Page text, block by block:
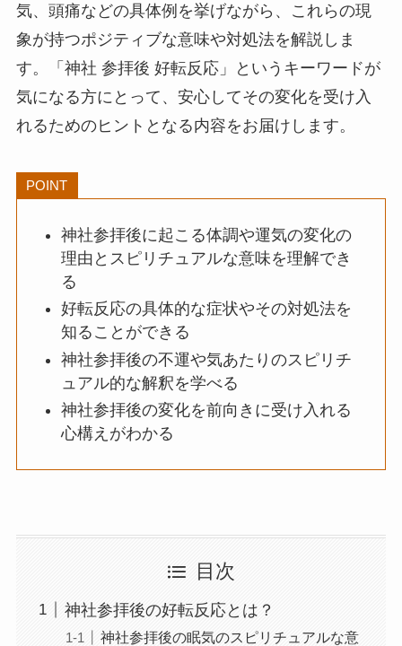
気、頭痛などの具体例を挙げながら、これらの現
象が持つポジティブな意味や対処法を解説しま
す。「神社 参拝後 好転反応」というキーワードが
気になる方にとって、安心してその変化を受け入
れるためのヒントとなる内容をお届けします。
POINT
神社参拝後に起こる体調や運気の変化の
理由とスピリチュアルな意味を理解でき
る
好転反応の具体的な症状やその対処法を
知ることができる
神社参拝後の不運や気あたりのスピリチ
ュアル的な解釈を学べる
神社参拝後の変化を前向きに受け入れる
心構えがわかる
目次
神社参拝後の好転反応とは？
神社参拝後の眠気のスピリチュアルな意